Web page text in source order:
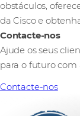
obstáculos,
da Cisco e
Contacte-nos
Ajude os seus
para o futuro com
Contacte-nos